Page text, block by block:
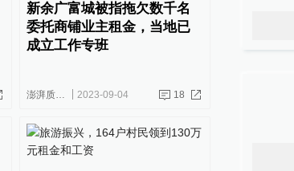
新余广富城被指拖欠数千名
委托商铺业主租金，当地已
成立工作专班
澎湃质量观 2023-09-04 18